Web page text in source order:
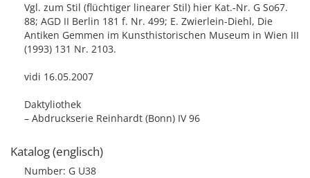
Vgl. zum Stil (flüchtiger linearer Stil) hier Kat.-Nr. G So67.
88; AGD II Berlin 181 f. Nr. 499; E. Zwierlein-Diehl, Die
Antiken Gemmen im Kunsthistorischen Museum in Wien III
(1993) 131 Nr. 2103.
vidi 16.05.2007
Daktyliothek
– Abdruckserie Reinhardt (Bonn) IV 96
Katalog (englisch)
Number: G U38